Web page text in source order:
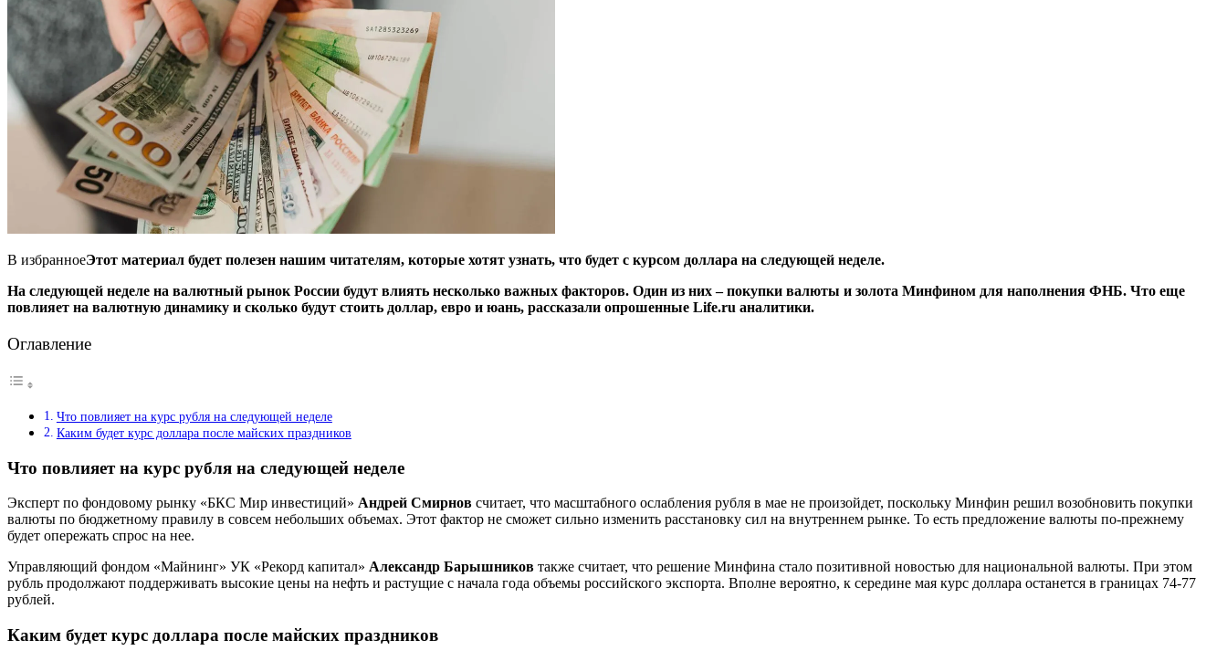
В избранноеЭтот материал будет полезен нашим читателям, которые хотят узнать, что будет с курсом доллара на следующей неделе.
На следующей неделе на валютный рынок России будут влиять несколько важных факторов. Один из них – покупки валюты и золота Минфином для наполнения ФНБ. Что еще
повлияет на валютную динамику и сколько будут стоить доллар, евро и юань, рассказали опрошенные Life.ru аналитики.
Оглавление
Что повлияет на курс рубля на следующей неделе
Каким будет курс доллара после майских праздников
Что повлияет на курс рубля на следующей неделе
Эксперт по фондовому рынку «БКС Мир инвестиций» Андрей Смирнов считает, что масштабного ослабления рубля в мае не произойдет, поскольку Минфин решил возобновить покупки
валюты по бюджетному правилу в совсем небольших объемах. Этот фактор не сможет сильно изменить расстановку сил на внутреннем рынке. То есть предложение валюты по-прежнему
будет опережать спрос на нее.
Управляющий фондом «Майнинг» УК «Рекорд капитал» Александр Барышников также считает, что решение Минфина стало позитивной новостью для национальной валюты. При этом
рубль продолжают поддерживать высокие цены на нефть и растущие с начала года объемы российского экспорта. Вполне вероятно, к середине мая курс доллара останется в границах 74-77
рублей.
Каким будет курс доллара после майских праздников